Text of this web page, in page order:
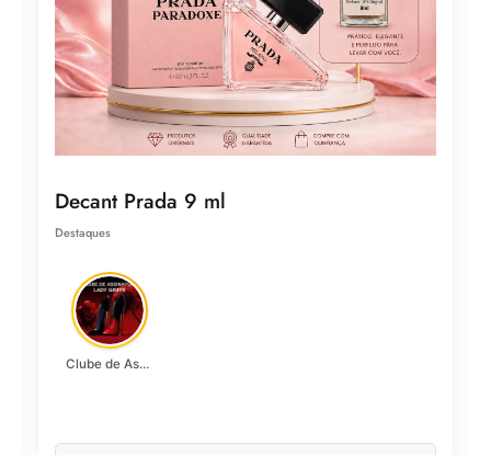
Decant Prada 9 ml
Destaques
Clube de Assinatura Lady Griffe